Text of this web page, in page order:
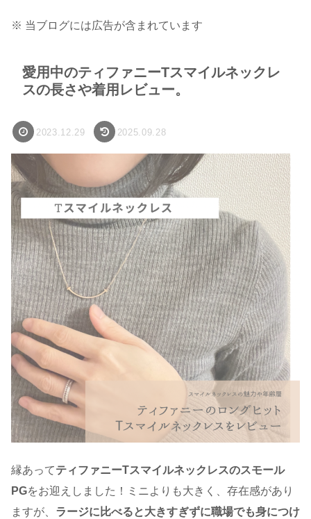
※ 当ブログには広告が含まれています
愛用中のティファニーTスマイルネックレ
スの長さや着用レビュー。
2023.12.29 2025.09.28
縁あってティファニーTスマイルネックレスのスモール
PGをお迎えしました！ミニよりも大きく、存在感があり
ますが、 ラージに比べると大きすぎずに職場でも身につけ